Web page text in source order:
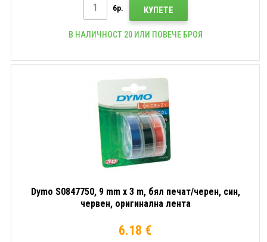
бр. КУПЕТЕ
В НАЛИЧНОСТ 20 ИЛИ ПОВЕЧЕ БРОЯ
Dymo S0847750, 9 mm x 3 m, бял печат/черен, син,
червен, оригинална лента
6.18 €